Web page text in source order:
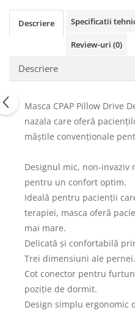
Descriere Specificatii
Review-uri (0)
Descriere
Masca CPAP Pillow Drive
nazala care oferă
măștile convenționale
Designul mic, non-invaziv
pentru un confort optim.
Ideală pentru pacienții
terapiei, masca oferă
mai mare.
Delicată și confortabilă
Trei dimensiuni ale pernei.
Cot conector pentru
poziție de dormit.
Design simplu ergonomic